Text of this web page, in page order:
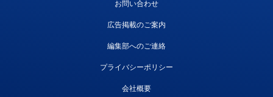
お問い合わせ
広告掲載のご案内
編集部へのご連絡
プライバシーポリシー
会社概要